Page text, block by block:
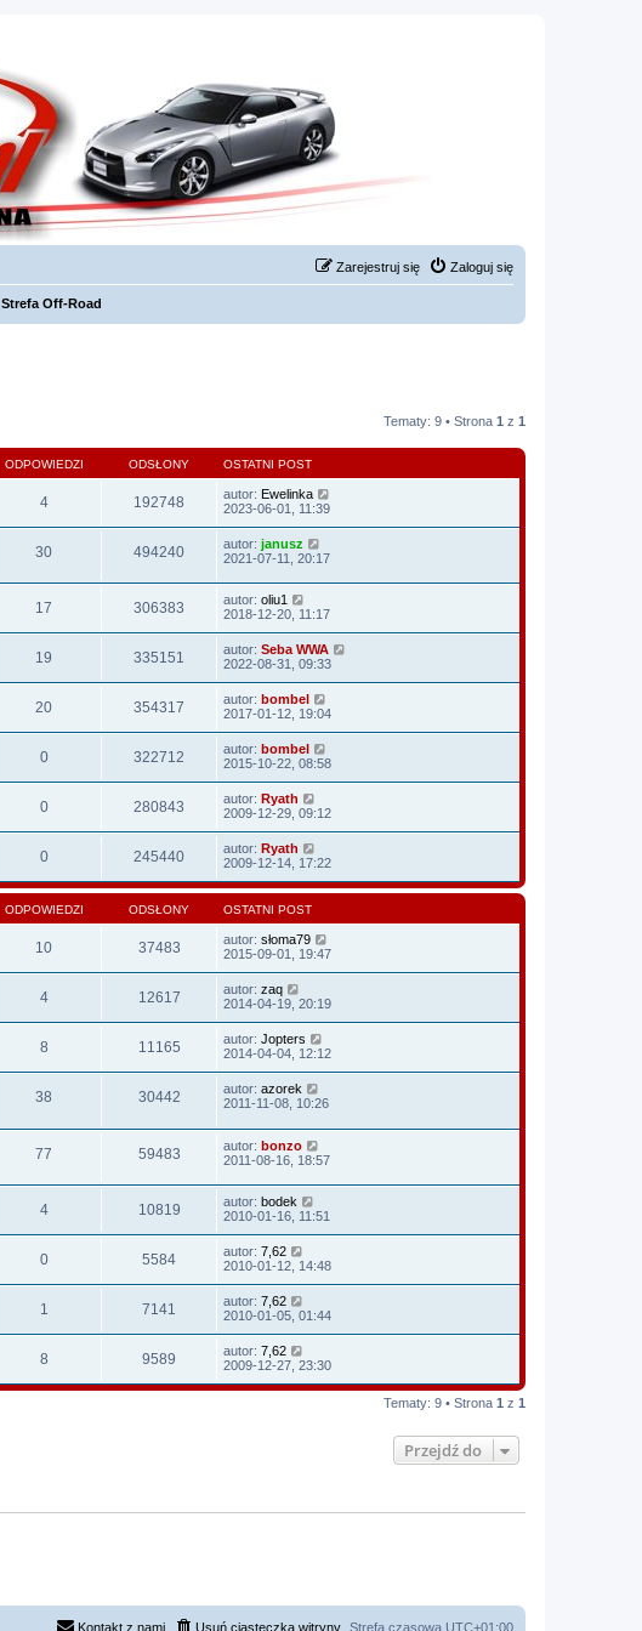
Zaloguj się
Zarejestruj się
Strefa Off-Road
Tematy: 9 • Strona 1 z 1
ODPOWIEDZI ODSŁONY OSTATNI POST
4 192748 autor: Ewelinka
2023-06-01, 11:39
30 494240 autor: janusz
2021-07-11, 20:17
17 306383 autor: oliu1
2018-12-20, 11:17
19 335151 autor: Seba WWA
2022-08-31, 09:33
20 354317 autor: bombel
2017-01-12, 19:04
0 322712 autor: bombel
2015-10-22, 08:58
0 280843 autor: Ryath
2009-12-29, 09:12
0 245440 autor: Ryath
2009-12-14, 17:22
ODPOWIEDZI ODSŁONY OSTATNI POST
10 37483 autor: słoma79
2015-09-01, 19:47
4 12617 autor: zaq
2014-04-19, 20:19
8 11165 autor: Jopters
2014-04-04, 12:12
38 30442 autor: azorek
2011-11-08, 10:26
77 59483 autor: bonzo
2011-08-16, 18:57
4 10819 autor: bodek
2010-01-16, 11:51
0 5584 autor: 7,62
2010-01-12, 14:48
1 7141 autor: 7,62
2010-01-05, 01:44
8 9589 autor: 7,62
2009-12-27, 23:30
Tematy: 9 • Strona 1 z 1
Przejdź do
Strefa czasowa UTC+01:00
Usuń ciasteczka witryny
Kontakt z nami